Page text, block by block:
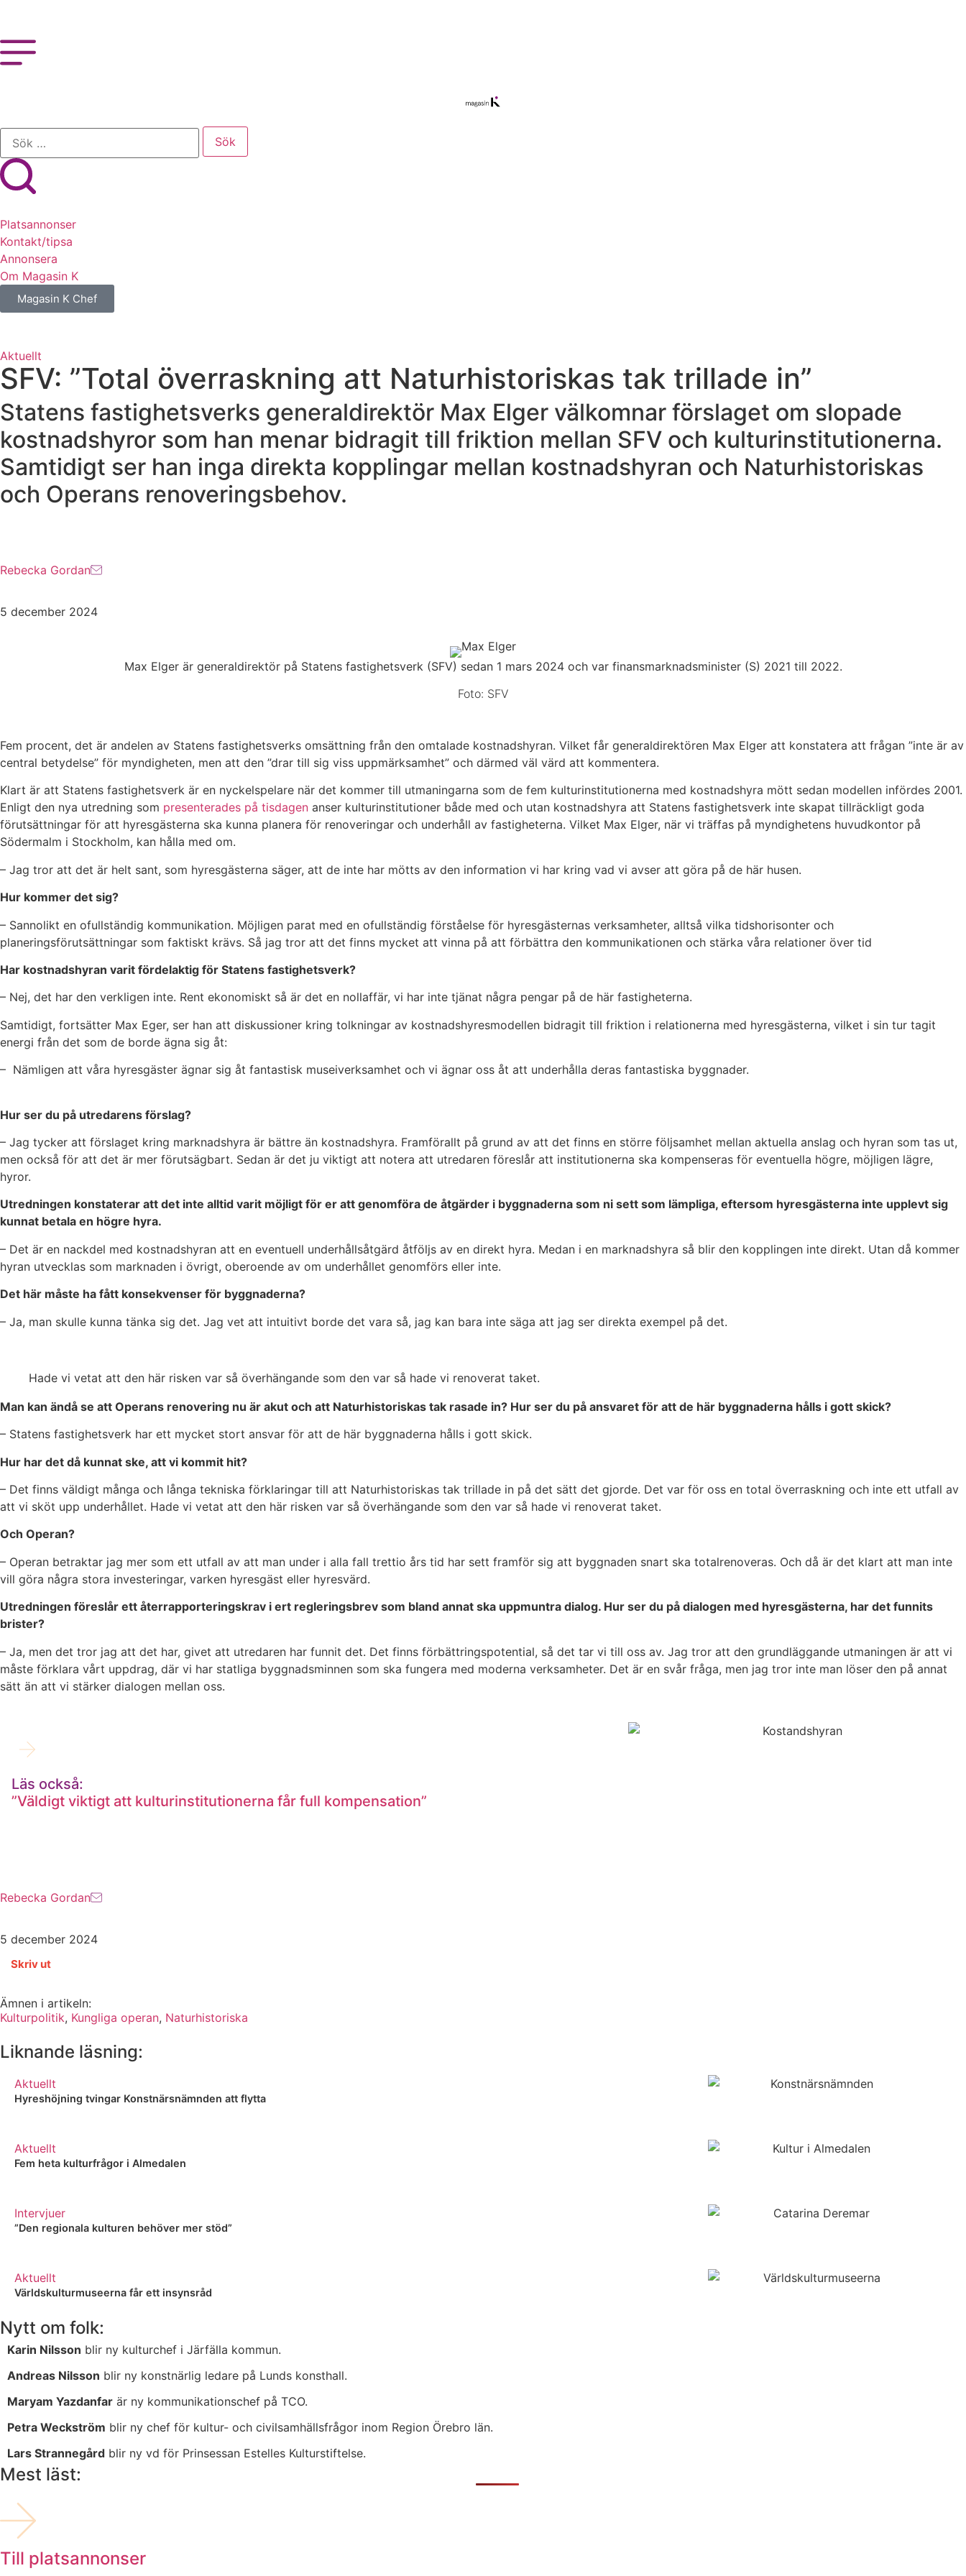
Platsannonser
Kontakt/tipsa
Annonsera
Om Magasin K
Magasin K Chef
Aktuellt
SFV: ”Total överraskning att Naturhistoriskas tak trillade in”
Statens fastighetsverks generaldirektör Max Elger välkomnar förslaget om slopade
kostnadshyror som han menar bidragit till friktion mellan SFV och kulturinstitutionerna.
Samtidigt ser han inga direkta kopplingar mellan kostnadshyran och Naturhistoriskas
och Operans renoveringsbehov.
Rebecka Gordan
5 december 2024
Max Elger är generaldirektör på Statens fastighetsverk (SFV) sedan 1 mars 2024 och var finansmarknadsminister (S) 2021 till 2022.
Foto: SFV
Fem procent, det är andelen av Statens fastighetsverks omsättning från den omtalade kostnadshyran. Vilket får generaldirektören Max Elger att konstatera att frågan ”inte är av
central betydelse” för myndigheten, men att den ”drar till sig viss uppmärksamhet” och därmed väl värd att kommentera.
Klart är att Statens fastighetsverk är en nyckelspelare när det kommer till utmaningarna som de fem kulturinstitutionerna med kostnadshyra mött sedan modellen infördes 2001.
Enligt den nya utredning som presenterades på tisdagen anser kulturinstitutioner både med och utan kostnadshyra att Statens fastighetsverk inte skapat tillräckligt goda
förutsättningar för att hyresgästerna ska kunna planera för renoveringar och underhåll av fastigheterna. Vilket Max Elger, när vi träffas på myndighetens huvudkontor på
Södermalm i Stockholm, kan hålla med om.
– Jag tror att det är helt sant, som hyresgästerna säger, att de inte har mötts av den information vi har kring vad vi avser att göra på de här husen.
Hur kommer det sig?
– Sannolikt en ofullständig kommunikation. Möjligen parat med en ofullständig förståelse för hyresgästernas verksamheter, alltså vilka tidshorisonter och
planeringsförutsättningar som faktiskt krävs. Så jag tror att det finns mycket att vinna på att förbättra den kommunikationen och stärka våra relationer över tid
Har kostnadshyran varit fördelaktig för Statens fastighetsverk?
– Nej, det har den verkligen inte. Rent ekonomiskt så är det en nollaffär, vi har inte tjänat några pengar på de här fastigheterna.
Samtidigt, fortsätter Max Eger, ser han att diskussioner kring tolkningar av kostnadshyresmodellen bidragit till friktion i relationerna med hyresgästerna, vilket i sin tur tagit
energi från det som de borde ägna sig åt:
– Nämligen att våra hyresgäster ägnar sig åt fantastisk museiverksamhet och vi ägnar oss åt att underhålla deras fantastiska byggnader.
Hur ser du på utredarens förslag?
– Jag tycker att förslaget kring marknadshyra är bättre än kostnadshyra. Framförallt på grund av att det finns en större följsamhet mellan aktuella anslag och hyran som tas ut,
men också för att det är mer förutsägbart. Sedan är det ju viktigt att notera att utredaren föreslår att institutionerna ska kompenseras för eventuella högre, möjligen lägre,
hyror.
Utredningen konstaterar att det inte alltid varit möjligt för er att genomföra de åtgärder i byggnaderna som ni sett som lämpliga, eftersom hyresgästerna inte upplevt sig
kunnat betala en högre hyra.
– Det är en nackdel med kostnadshyran att en eventuell underhållsåtgärd åtföljs av en direkt hyra. Medan i en marknadshyra så blir den kopplingen inte direkt. Utan då kommer
hyran utvecklas som marknaden i övrigt, oberoende av om underhållet genomförs eller inte.
Det här måste ha fått konsekvenser för byggnaderna?
– Ja, man skulle kunna tänka sig det. Jag vet att intuitivt borde det vara så, jag kan bara inte säga att jag ser direkta exempel på det.
Hade vi vetat att den här risken var så överhängande som den var så hade vi renoverat taket.
Man kan ändå se att Operans renovering nu är akut och att Naturhistoriskas tak rasade in? Hur ser du på ansvaret för att de här byggnaderna hålls i gott skick?
– Statens fastighetsverk har ett mycket stort ansvar för att de här byggnaderna hålls i gott skick.
Hur har det då kunnat ske, att vi kommit hit?
– Det finns väldigt många och långa tekniska förklaringar till att Naturhistoriskas tak trillade in på det sätt det gjorde. Det var för oss en total överraskning och inte ett utfall av
att vi sköt upp underhållet. Hade vi vetat att den här risken var så överhängande som den var så hade vi renoverat taket.
Och Operan?
– Operan betraktar jag mer som ett utfall av att man under i alla fall trettio års tid har sett framför sig att byggnaden snart ska totalrenoveras. Och då är det klart att man inte
vill göra några stora investeringar, varken hyresgäst eller hyresvärd.
Utredningen föreslår ett återrapporteringskrav i ert regleringsbrev som bland annat ska uppmuntra dialog. Hur ser du på dialogen med hyresgästerna, har det funnits
brister?
– Ja, men det tror jag att det har, givet att utredaren har funnit det. Det finns förbättringspotential, så det tar vi till oss av. Jag tror att den grundläggande utmaningen är att vi
måste förklara vårt uppdrag, där vi har statliga byggnadsminnen som ska fungera med moderna verksamheter. Det är en svår fråga, men jag tror inte man löser den på annat
sätt än att vi stärker dialogen mellan oss.
Läs också:
”Väldigt viktigt att kulturinstitutionerna får full kompensation”
Rebecka Gordan
5 december 2024
Skriv ut
Ämnen i artikeln:
Kulturpolitik, Kungliga operan, Naturhistoriska
Liknande läsning:
Aktuellt
Hyreshöjning tvingar Konstnärsnämnden att flytta
Aktuellt
Fem heta kulturfrågor i Almedalen
Intervjuer
”Den regionala kulturen behöver mer stöd”
Aktuellt
Världskulturmuseerna får ett insynsråd
Nytt om folk:
Karin Nilsson blir ny kulturchef i Järfälla kommun.
Andreas Nilsson blir ny konstnärlig ledare på Lunds konsthall.
Maryam Yazdanfar är ny kommunikationschef på TCO.
Petra Weckström blir ny chef för kultur- och civilsamhällsfrågor inom Region Örebro län.
Lars Strannegård blir ny vd för Prinsessan Estelles Kulturstiftelse.
Mest läst:
Till platsannonser